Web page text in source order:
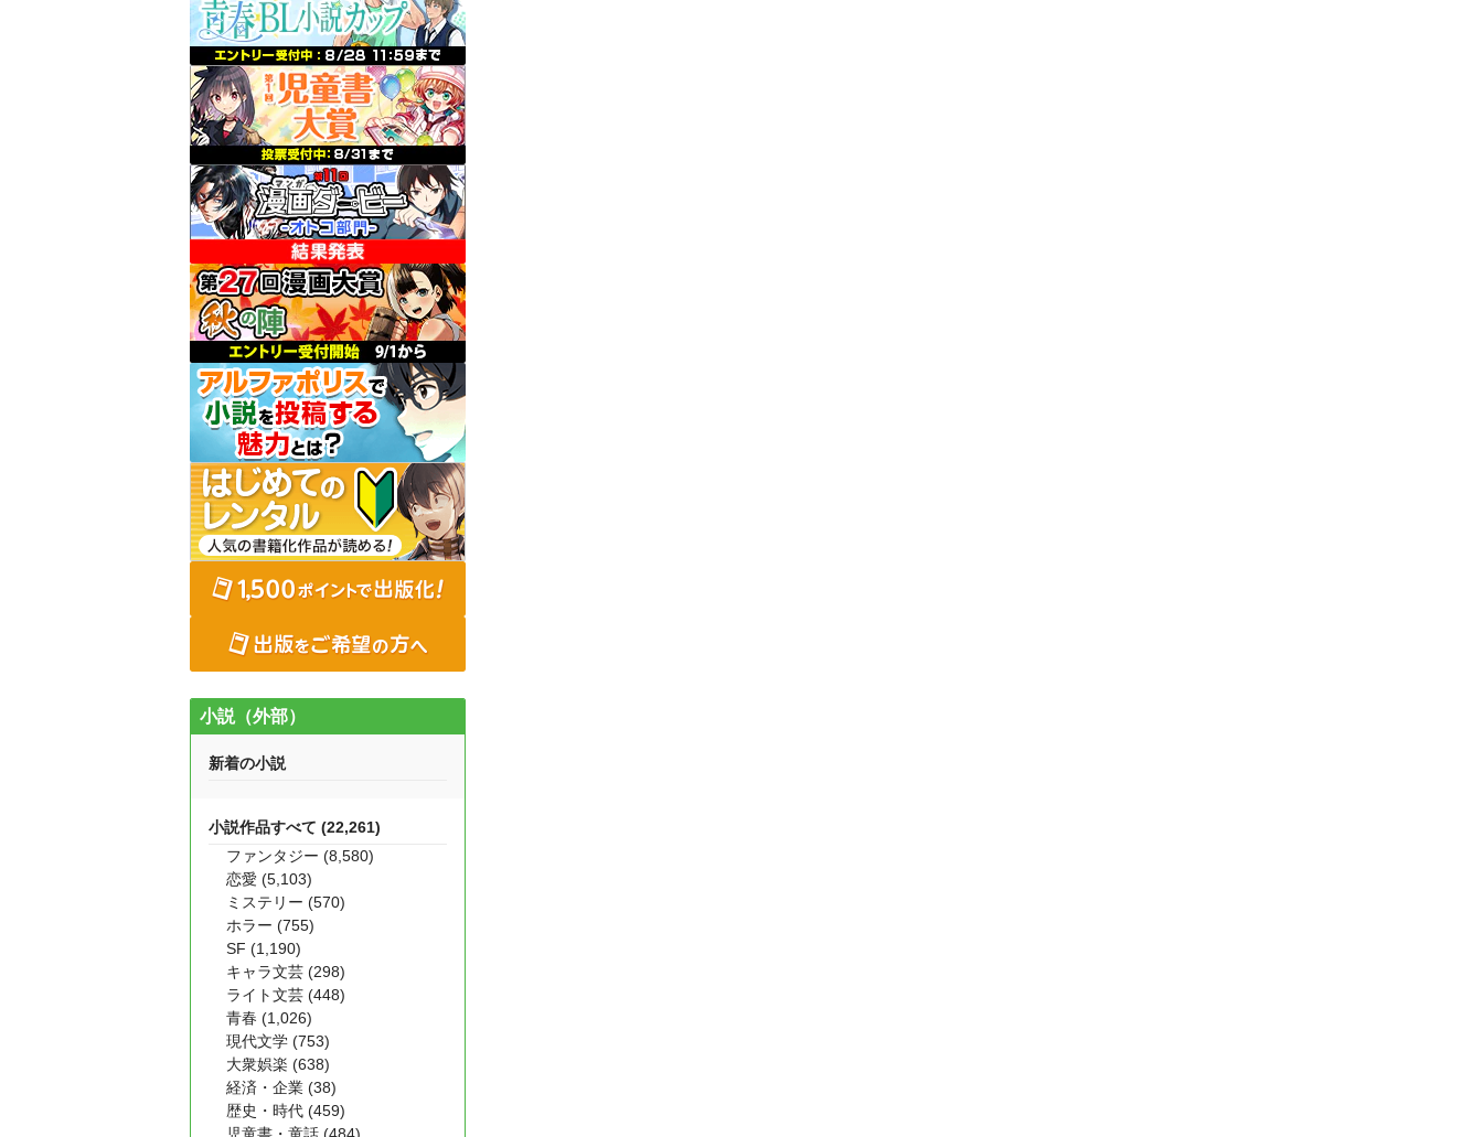
小説（外部）
新着の小説
小説作品すべて (22,261)
ファンタジー (8,580)
恋愛 (5,103)
ミステリー (570)
ホラー (755)
SF (1,190)
キャラ文芸 (298)
ライト文芸 (448)
青春 (1,026)
現代文学 (753)
大衆娯楽 (638)
経済・企業 (38)
歴史・時代 (459)